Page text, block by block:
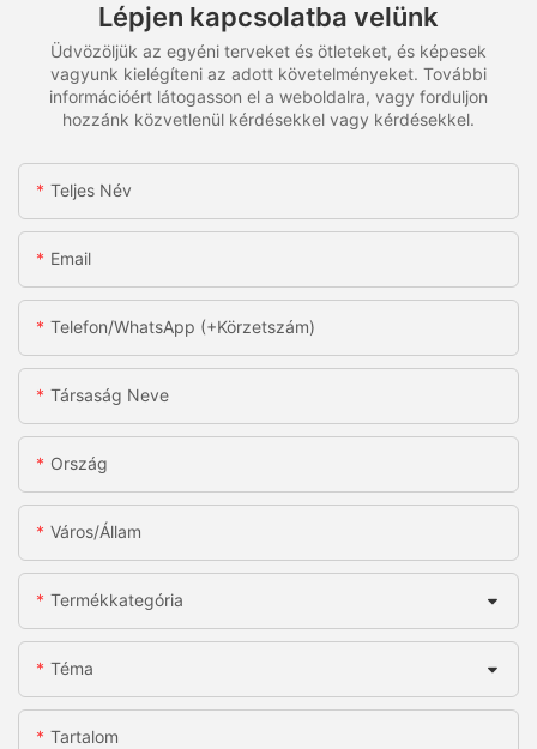
Lépjen kapcsolatba velünk
Üdvözöljük az egyéni terveket és ötleteket, és képesek
vagyunk kielégíteni az adott követelményeket. További
információért látogasson el a weboldalra, vagy forduljon
hozzánk közvetlenül kérdésekkel vagy kérdésekkel.
Teljes Név
Email
Telefon/WhatsApp (+körzetszám)
Társaság Neve
Ország
Város/állam
Termékkategória
Téma
Tartalom